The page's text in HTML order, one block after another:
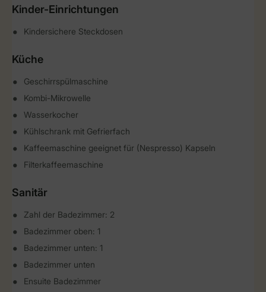
Kinder-Einrichtungen
Kindersichere Steckdosen
Küche
Geschirrspülmaschine
Kombi-Mikrowelle
Wasserkocher
Kühlschrank mit Gefrierfach
Kaffeemaschine geeignet für (Nespresso) Kapseln
Filterkaffeemaschine
Sanitär
Zahl der Badezimmer: 2
Badezimmer oben: 1
Badezimmer unten: 1
Badezimmer unten
Ensuite Badezimmer